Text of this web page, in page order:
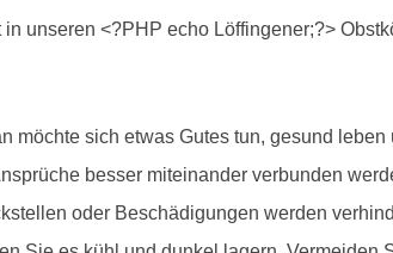
möchte sich etwas Gutes tun, gesund
besser miteinander verbunden
oder Beschädigungen werden